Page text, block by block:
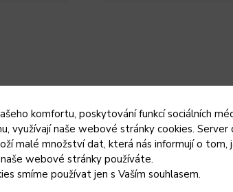
komfortu, poskytování funkcí sociálních
využívají naše webové stránky cookies. Server
malé množství dat, která nás informují o tom,
naše webové stránky používáte.
smíme používat jen s Vaším souhlasem.
ZDARMA